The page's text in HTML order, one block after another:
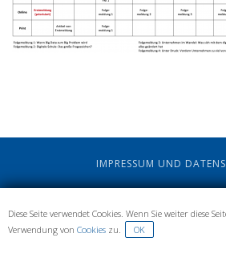
IMPRESSUM UND
Diese Seite verwendet Cookies. Wenn Sie weiter diese
Verwendung von Cookies zu. OK